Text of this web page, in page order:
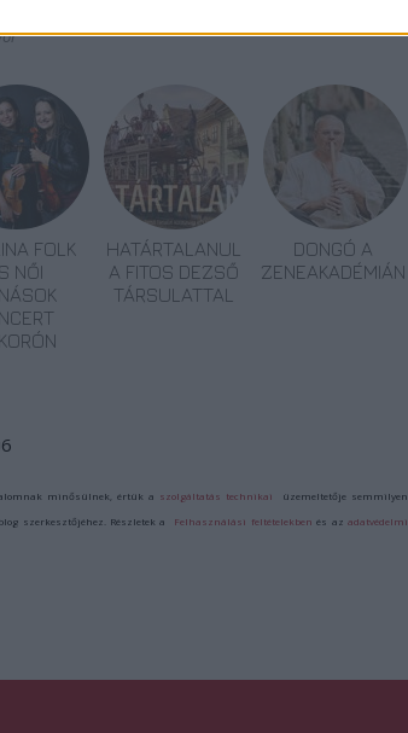
FOLK
NŐI
HATÁRTALANUL
A FITOS DEZSŐ
TÁRSULATTAL
DONGÓ A
ZENEAKADÉMIÁN
minősülnek, értük a szolgáltatás technikai üzemeltetője semmilyen
szerkesztőjéhez. Részletek a Felhasználási feltételekben és azadatvédelmi